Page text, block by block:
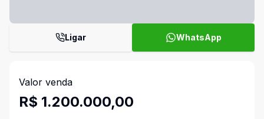
Ligar WhatsApp
Valor venda
R$ 1.200.000,00